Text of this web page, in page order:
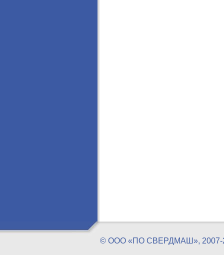
© ООО «ПО СВЕРДМАШ»,